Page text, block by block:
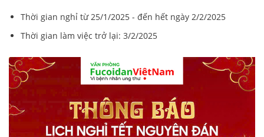
Thời gian nghỉ từ 25/1/2025 - đến hết ngày 2/2/2025
Thời gian làm việc trở lại: 3/2/2025